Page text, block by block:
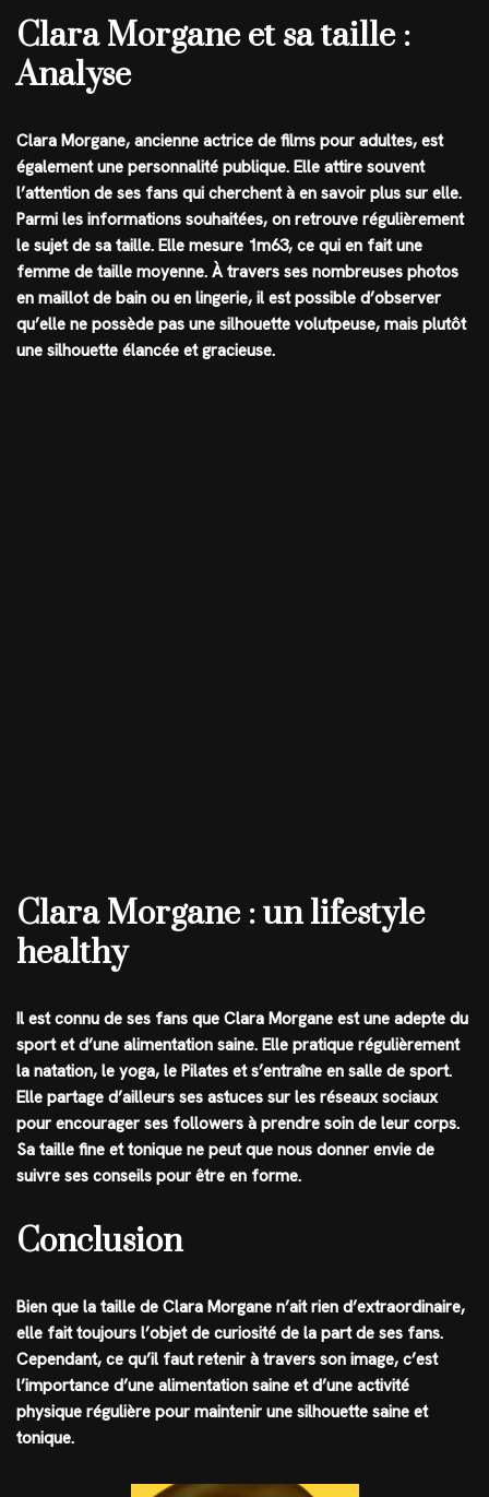
Clara Morgane et sa taille :
Analyse
Clara Morgane, ancienne actrice de films pour adultes, est
également une personnalité publique. Elle attire souvent
l’attention de ses fans qui cherchent à en savoir plus sur elle.
Parmi les informations souhaitées, on retrouve régulièrement
le sujet de sa taille. Elle mesure 1m63, ce qui en fait une
femme de taille moyenne. À travers ses nombreuses photos
en maillot de bain ou en lingerie, il est possible d’observer
qu’elle ne possède pas une silhouette volutpeuse, mais plutôt
une silhouette élancée et gracieuse.
Clara Morgane : un lifestyle
healthy
Il est connu de ses fans que Clara Morgane est une adepte du
sport et d’une alimentation saine. Elle pratique régulièrement
la natation, le yoga, le Pilates et s’entraîne en salle de sport.
Elle partage d’ailleurs ses astuces sur les réseaux sociaux
pour encourager ses followers à prendre soin de leur corps.
Sa taille fine et tonique ne peut que nous donner envie de
suivre ses conseils pour être en forme.
Conclusion
Bien que la taille de Clara Morgane n’ait rien d’extraordinaire,
elle fait toujours l’objet de curiosité de la part de ses fans.
Cependant, ce qu’il faut retenir à travers son image, c’est
l’importance d’une alimentation saine et d’une activité
physique régulière pour maintenir une silhouette saine et
tonique.